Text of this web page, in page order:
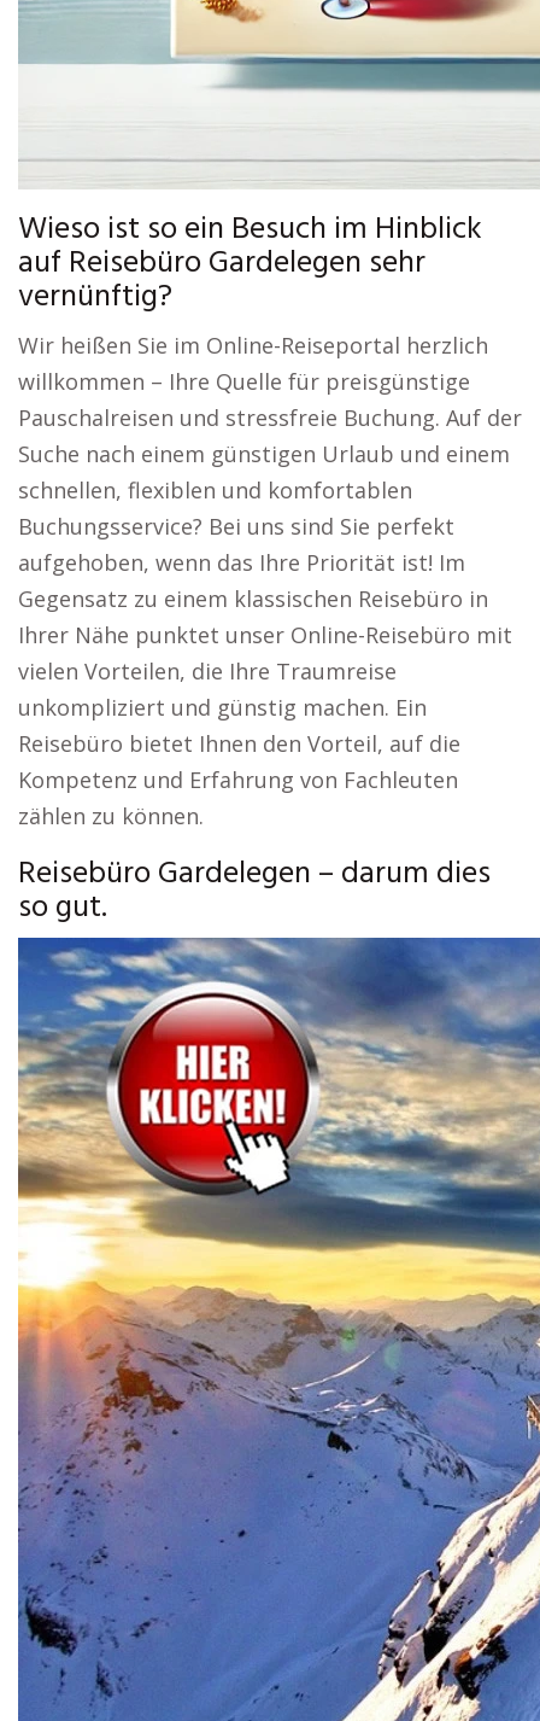
Wieso ist so ein Besuch im Hinblick
auf Reisebüro Gardelegen sehr
vernünftig?
Wir heißen Sie im Online-Reiseportal herzlich
willkommen – Ihre Quelle für preisgünstige
Pauschalreisen und stressfreie Buchung. Auf der
Suche nach einem günstigen Urlaub und einem
schnellen, flexiblen und komfortablen
Buchungsservice? Bei uns sind Sie perfekt
aufgehoben, wenn das Ihre Priorität ist! Im
Gegensatz zu einem klassischen Reisebüro in
Ihrer Nähe punktet unser Online-Reisebüro mit
vielen Vorteilen, die Ihre Traumreise
unkompliziert und günstig machen. Ein
Reisebüro bietet Ihnen den Vorteil, auf die
Kompetenz und Erfahrung von Fachleuten
zählen zu können.
Reisebüro Gardelegen – darum dies
so gut.